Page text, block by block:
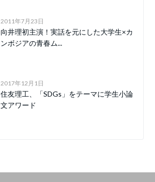
2011年7月23日
向井理初主演！実話を元にした大学生×カ
ンボジアの青春ム...
2017年12月1日
住友理工、「SDGs」をテーマに学生小論
文アワード